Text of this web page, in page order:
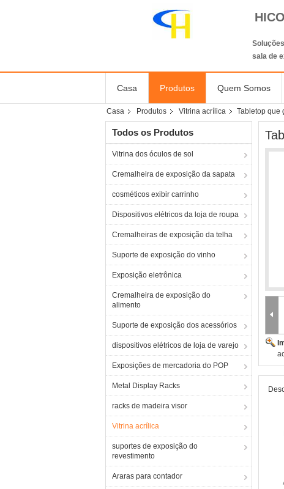
sala de
Casa Produtos Quem Somos
Casa Produtos Vitrina acrílica Tabletop que
Todos os Produtos
Vitrina dos óculos de sol
Cremalheira de exposição da sapata
cosméticos exibir carrinho
Dispositivos elétricos da loja de roupa
Cremalheiras de exposição da telha
Suporte de exposição do vinho
Exposição eletrônica
Cremalheira de exposição do
alimento
Suporte de exposição dos acessórios
dispositivos elétricos de loja de varejo
Exposições de mercadoria do POP
Metal Display Racks
racks de madeira visor
Vitrina acrílica
suportes de exposição do
revestimento
Araras para contador